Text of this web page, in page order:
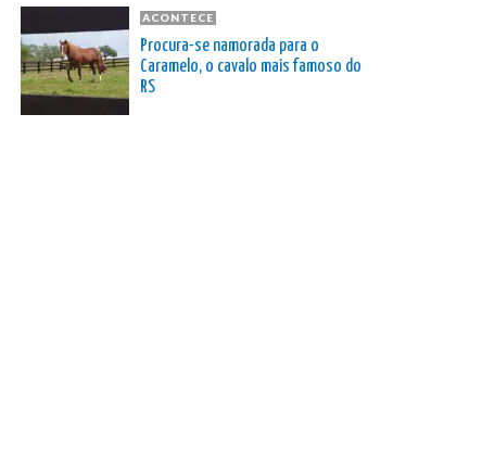
ACONTECE
Procura-se namorada para o
Caramelo, o cavalo mais famoso do
RS